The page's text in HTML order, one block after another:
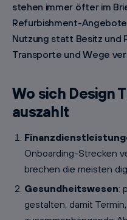
stehen immer öfter im
Refurbishment-
Nutzung statt Besitz und
Transporte und Wege
Wo sich Design
auszahlt
Onboarding-Strecken
brechen die meisten
Gesundheitswesen:
gestalten, damit